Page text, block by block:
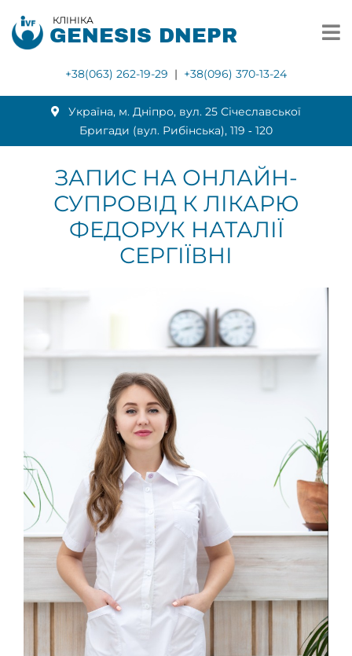
КЛІНІКА
GENESIS DNEPR
+38(063) 262-19-29 | +38(096) 370-13-24
Українa, м. Дніпро, вул. 25 Січеславської
Бригади (вул. Рибінська), 119 ‑ 120
ЗАПИС НА ОНЛАЙН-
СУПРОВІД К ЛІКАРЮ
ФЕДОРУК НАТАЛІЇ
СЕРГІЇВНІ